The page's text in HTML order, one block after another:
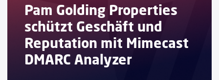
Pam Golding Properties
schützt Geschäft und
Reputation mit Mimecast
DMARC Analyzer